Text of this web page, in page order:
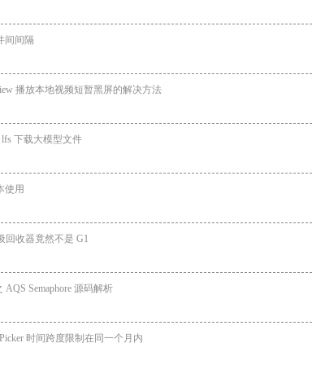
间间隔
播放本地视频短暂黑屏的解决方法
lfs 下载大模型文件
使用
回收器竟然不是 G1
AQS Semaphore 源码解析
时间跨度限制在同一个月内